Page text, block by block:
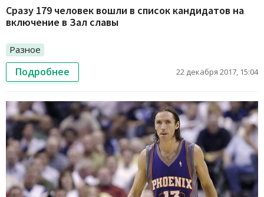
Сразу 179 человек вошли в список кандидатов на
включение в Зал славы
Разное
Подробнее 22 декабря 2017, 15:04